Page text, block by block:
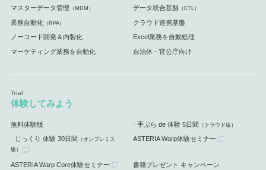
マスターデータ管理 （MDM） データ統合基盤 （ETL）
業務自動化（RPA） クラウド連携基盤
ノーコード開発＆内製化 Excel業務を自動処理
マーケティング業務を自動化 自治体・官公庁向け
体験してみよう
無料体験版 手ぶら de 体験 5日間 （クラウド版）
じっくり 体験 30日間 （オンプレミス
版）
ASTERIA Warp体験セミナー
ASTERIA Warp Core体験セミナー 書籍プレゼント キャンペーン